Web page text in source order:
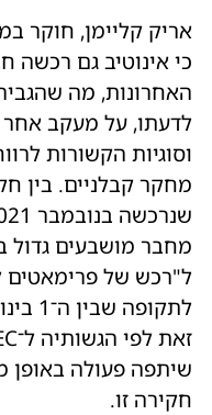
אריק קליימן, חוקר
כי אינוטיב גם רכשה
האחרונות, מה
לדעתו, על מעקב אחר
וסוגיות הקשורות
מחקר קבלניים. בין
מחבר מושבעים
ל"רכש של פרימאטים
שיתפה פעולה
חקירה זו.